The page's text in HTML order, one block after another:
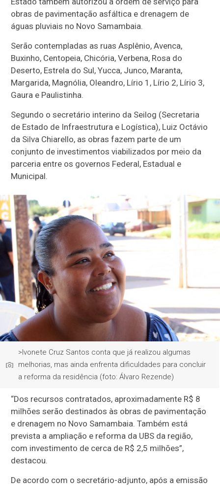
obras de pavimentação asfáltica e drenagem de
águas pluviais no Novo Samambaia.
Serão contempladas as ruas Asplênio, Avenca,
Buxinho, Centopeia, Chicória, Verbena, Rosa do
Deserto, Estrela do Sul, Yucca, Junco, Maranta,
Margarida, Magnólia, Oleandro, Lírio 1, Lírio 2, Lírio 3,
Gaura e Paulistinha.
Segundo o secretário interino da Seilog (Secretaria
de Estado de Infraestrutura e Logística), Luiz Octávio
da Silva Chiarello, as obras fazem parte de um
conjunto de investimentos viabilizados por meio da
parceria entre os governos Federal, Estadual e
Municipal.
>Ivonete Cruz Santos conta que já realizou algumas
melhorias, mas ainda enfrenta dificuldades para concluir
a reforma da residência (foto: Álvaro Rezende)
“Dos recursos contratados, aproximadamente R$ 8
milhões serão destinados às obras de pavimentação
e drenagem no Novo Samambaia. Também está
prevista a ampliação e reforma da UBS da região,
com investimento de cerca de R$ 2,5 milhões”,
destacou.
De acordo com o secretário-adjunto, após a emissão